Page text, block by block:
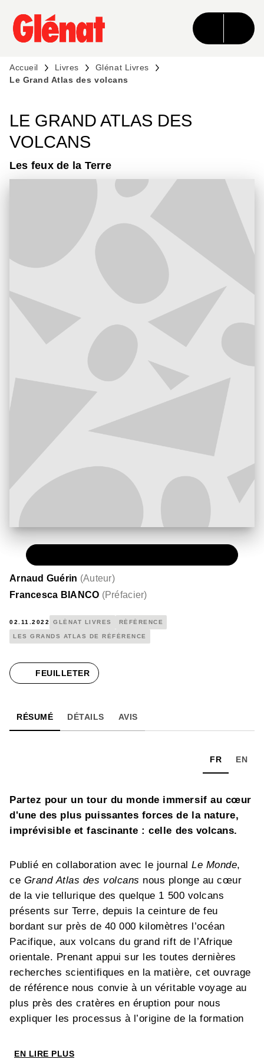
MENU RECHERCHE CONTENU
PIED DE PAGE
Accueil Livres
Glénat Livres
Le Grand Atlas des volcans
LE GRAND ATLAS DES
VOLCANS
Les feux de la Terre
Arnaud Guérin (Auteur)
Francesca BIANCO (Préfacier)
02.11.2022 GLÉNAT LIVRES RÉFÉRENCE
LES GRANDS ATLAS DE RÉFÉRENCE
FEUILLETER
RÉSUMÉ DÉTAILS AVIS
FR EN
Partez pour un tour du monde immersif au cœur
d'une des plus puissantes forces de la nature,
imprévisible et fascinante : celle des volcans.
Publié en collaboration avec le journalLe Monde,
ce Grand Atlas des volcans nous plonge au cœur
de la vie tellurique des quelque 1 500 volcans
présents sur Terre, depuis la ceinture de feu
bordant sur près de 40 000 kilomètres l’océan
Pacifique, aux volcans du grand rift de l’Afrique
orientale. Prenant appui sur les toutes dernières
recherches scientifiques en la matière, cet ouvrage
de référence nous convie à un véritable voyage au
plus près des cratères en éruption pour nous
expliquer les processus à l’origine de la formation
volcaniques complexes à l’œuvre sur notre planète
EN LIRE PLUS